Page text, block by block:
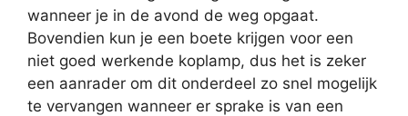
wanneer je in de avond de weg opgaat.
Bovendien kun je een boete krijgen voor een
niet goed werkende koplamp, dus het is zeker
een aanrader om dit onderdeel zo snel mogelijk
te vervangen wanneer er sprake is van een